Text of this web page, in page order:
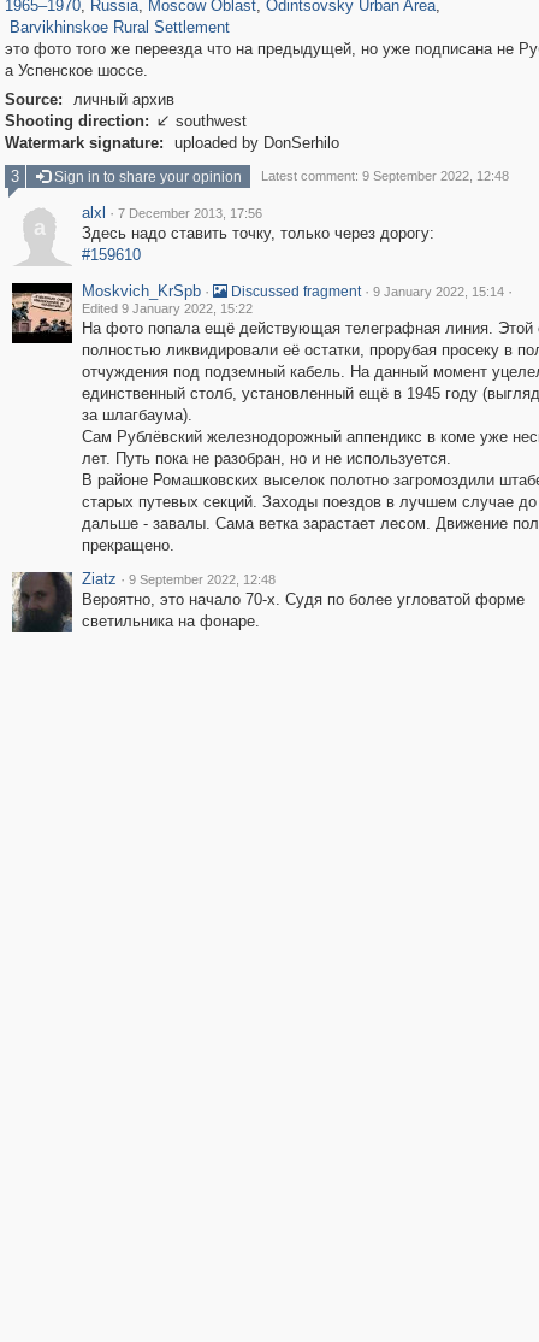
1965–1970, Russia, Moscow Oblast, Odintsovsky Urban Area,
Barvikhinskoe Rural Settlement
это фото того же переезда что на предыдущей, но уже подписана не
а Успенское шоссе.
Source:
личный архив
Shooting direction:  southwest
Watermark signature:
uploaded by DonSerhilo
3
Sign in to share your opinion Latest comment: 9 September 2022, 12:48
a
alxl · 7 December 2013, 17:56
Здесь надо ставить точку, только через дорогу:
#159610
Moskvich_KrSpb · Discussed fragment · 9 January 2022, 15:14 ·
Edited 9 January 2022, 15:22
На фото попала ещё действующая телеграфная линия. Этой
полностью ликвидировали её остатки, прорубая просеку в
отчуждения под подземный кабель. На данный момент
единственный столб, установленный ещё в 1945 году
за шлагбаума).
Сам Рублёвский железнодорожный аппендикс в коме уже
лет. Путь пока не разобран, но и не используется.
В районе Ромашковских выселок полотно загромоздили
старых путевых секций. Заходы поездов в лучшем случае
дальше - завалы. Сама ветка зарастает лесом. Движение
прекращено.
Ziatz · 9 September 2022, 12:48
Вероятно, это начало 70-х. Судя по более угловатой форме
светильника на фонаре.